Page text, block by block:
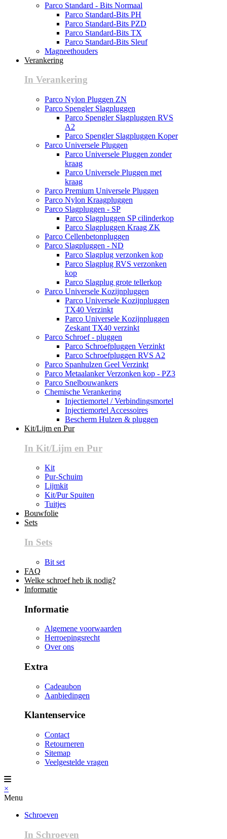
Parco Standard - Bits Normaal
Parco Standard-Bits PH
Parco Standard-Bits PZD
Parco Standard-Bits TX
Parco Standard-Bits Sleuf
Magneethouders
Verankering
In Verankering
Parco Nylon Pluggen ZN
Parco Spengler Slagpluggen
Parco Spengler Slagpluggen RVS
A2
Parco Spengler Slagpluggen Koper
Parco Universele Pluggen
Parco Universele Pluggen zonder
kraag
Parco Universele Pluggen met
kraag
Parco Premium Universele Pluggen
Parco Nylon Kraagpluggen
Parco Slagpluggen - SP
Parco Slagpluggen SP cilinderkop
Parco Slagpluggen Kraag ZK
Parco Cellenbetonpluggen
Parco Slagpluggen - ND
Parco Slagplug verzonken kop
Parco Slagplug RVS verzonken
kop
Parco Slagplug grote tellerkop
Parco Universele Kozijnpluggen
Parco Universele Kozijnpluggen
TX40 Verzinkt
Parco Universele Kozijnpluggen
Zeskant TX40 verzinkt
Parco Schroef - pluggen
Parco Schroefpluggen Verzinkt
Parco Schroefpluggen RVS A2
Parco Spanhulzen Geel Verzinkt
Parco Metaalanker Verzonken kop - PZ3
Parco Snelbouwankers
Chemische Verankering
Injectiemortel / Verbindingsmortel
Injectiemortel Accessoires
Bescherm Hulzen & pluggen
Kit/Lijm en Pur
In Kit/Lijm en Pur
Kit
Pur-Schuim
Lijmkit
Kit/Pur Spuiten
Tuitjes
Bouwfolie
Sets
In Sets
Bit set
FAQ
Welke schroef heb ik nodig?
Informatie
Informatie
Algemene voorwaarden
Herroepingsrecht
Over ons
Extra
Cadeaubon
Aanbiedingen
Klantenservice
Contact
Retourneren
Sitemap
Veelgestelde vragen
×
Menu
Schroeven
In Schroeven